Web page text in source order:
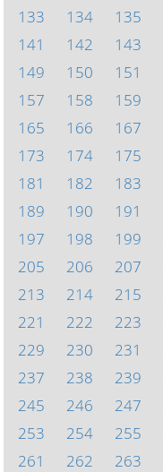
133
134 135
141
142 143
149
150 151
157
158 159
165
166 167
173
174 175
181
182 183
189
190 191
197
198 199
205
206 207
213
214 215
221
222 223
229
230 231
237
238 239
245
246 247
253
254 255
261
262 263